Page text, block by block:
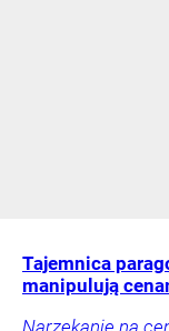
Tajemnica
manipulują
Narzekanie na